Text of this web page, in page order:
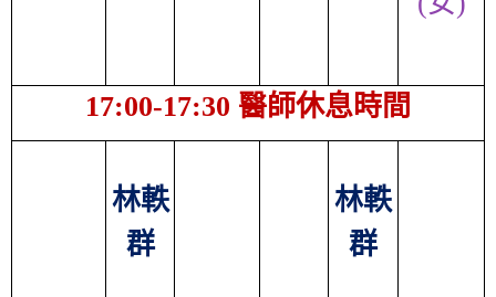
17:00-17:30 醫師休息時間
林軼
群
林軼
群